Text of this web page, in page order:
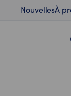
NouvellesÀ